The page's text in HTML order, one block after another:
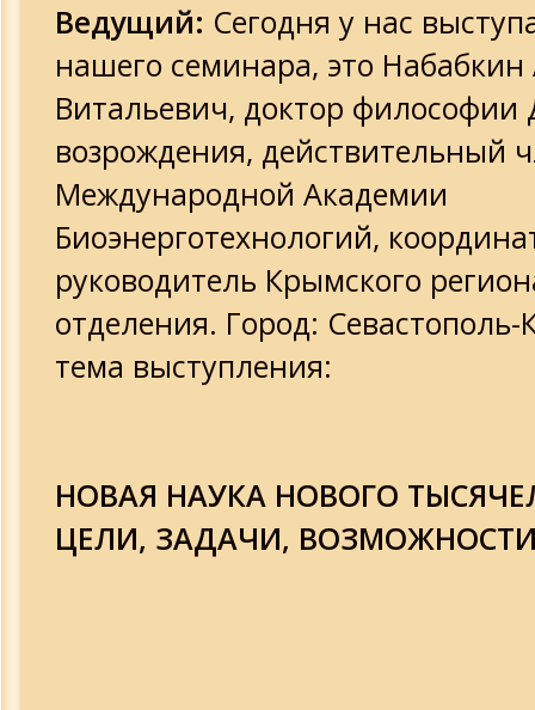
Ведущий: Сегодня у нас
нашего семинара, это Набабкин
Витальевич, доктор философии
возрождения, действительный
Международной Академии
Биоэнерготехнологий,
руководитель Крымского
отделения. Город: Севастополь-
тема выступления:
НОВАЯ НАУКА НОВОГО
ЦЕЛИ, ЗАДАЧИ,